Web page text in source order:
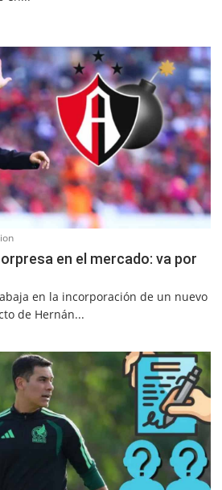
en el mercado: va por
en la incorporación de un nuevo
de Hernán...